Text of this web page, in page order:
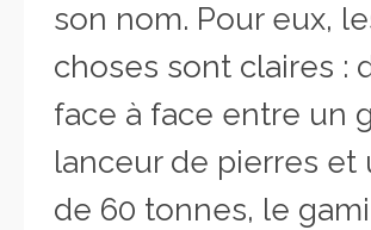
son nom. Pour eux,
choses sont claires :
face à face entre un
lanceur de pierres et
de 60 tonnes, le